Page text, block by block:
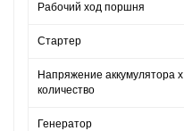
Рабочий ход поршня
Стартер
Напряжение аккумулятора x
количество
Генератор